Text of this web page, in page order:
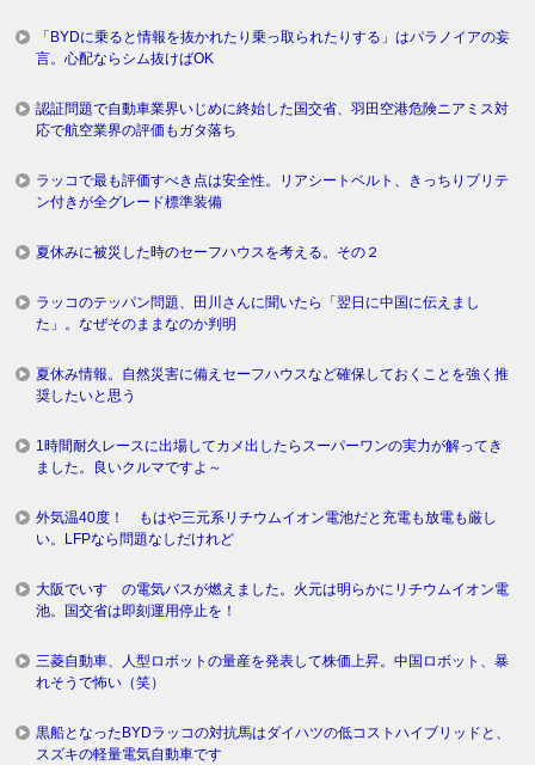
「BYDに乗ると情報を抜かれたり乗っ取られたりする」はパラノイアの妄
言。心配ならシム抜けばOK
認証問題で自動車業界いじめに終始した国交省、羽田空港危険ニアミス対
応で航空業界の評価もガタ落ち
ラッコで最も評価すべき点は安全性。リアシートベルト、きっちりプリテ
ン付きが全グレード標準装備
夏休みに被災した時のセーフハウスを考える。その２
ラッコのテッパン問題、田川さんに聞いたら「翌日に中国に伝えまし
た」。なぜそのままなのか判明
夏休み情報。自然災害に備えセーフハウスなど確保しておくことを強く推
奨したいと思う
1時間耐久レースに出場してカメ出したらスーパーワンの実力が解ってき
ました。良いクルマですよ～
外気温40度！ もはや三元系リチウムイオン電池だと充電も放電も厳し
い。LFPなら問題なしだけれど
大阪でいすゞの電気バスが燃えました。火元は明らかにリチウムイオン電
池。国交省は即刻運用停止を！
三菱自動車、人型ロボットの量産を発表して株価上昇。中国ロボット、暴
れそうで怖い（笑）
黒船となったBYDラッコの対抗馬はダイハツの低コストハイブリッドと、
スズキの軽量電気自動車です